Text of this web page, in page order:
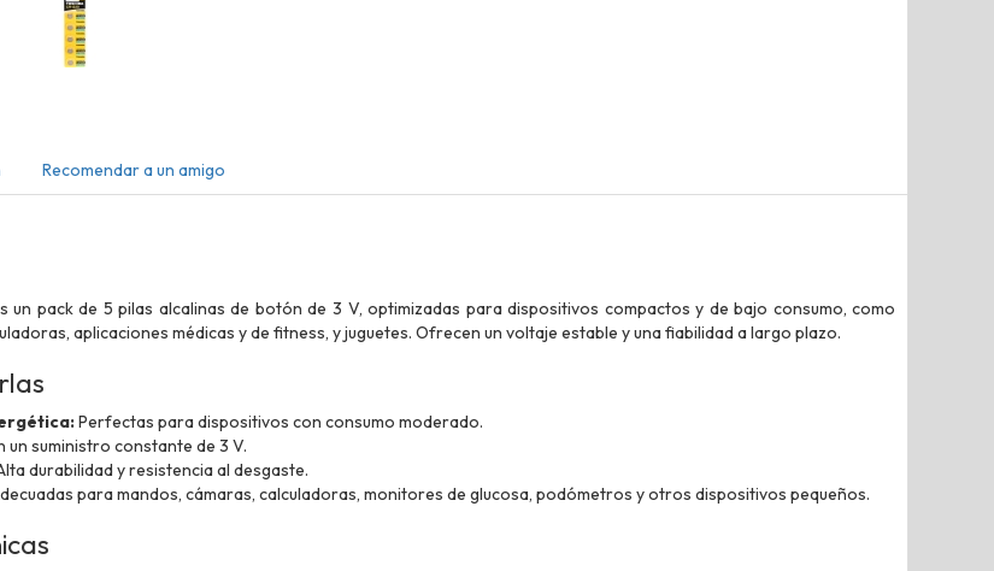
Recomendar a un amigo
un pack de 5 pilas alcalinas de botón de 3 V, optimizadas para dispositivos compactos y de bajo consumo, como
aplicaciones médicas y de fitness, y juguetes. Ofrecen un voltaje estable y una fiabilidad a largo plazo.
Perfectas para dispositivos con consumo moderado.
un suministro constante de 3 V.
durabilidad y resistencia al desgaste.
para mandos, cámaras, calculadoras, monitores de glucosa, podómetros y otros dispositivos pequeños.